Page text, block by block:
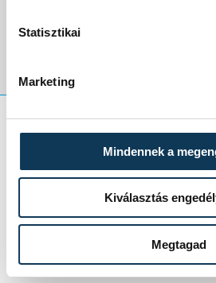
Statisztikai
Marketing
Mindennek a
Kiválasztás
Megtagad
kézilabda
One Veszprém HC